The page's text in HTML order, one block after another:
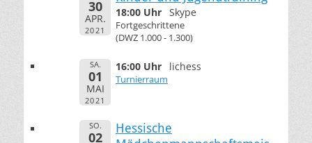
30
APR.
2021
18:00 Uhr Skype
Fortgeschrittene
(DWZ 1.000 - 1.300)
SA.
01
MAI
2021
16:00 Uhr lichess
Turnierraum
SO.
02
Hessische